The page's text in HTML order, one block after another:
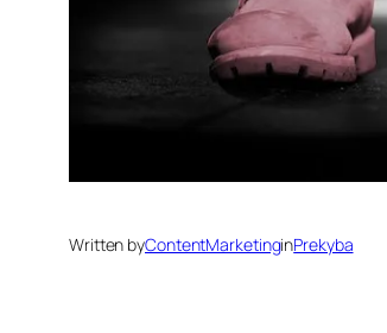
Written byContentMarketinginPrekyba